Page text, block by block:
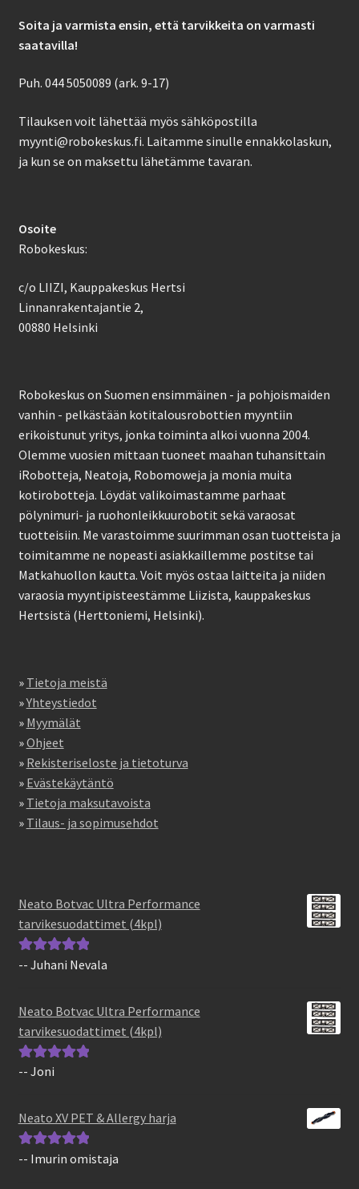
Soita ja varmista ensin, että tarvikkeita on varmasti
saatavilla!
Puh. 044 5050089 (ark. 9-17)
Tilauksen voit lähettää myös sähköpostilla
myynti@robokeskus.fi. Laitamme sinulle ennakkolaskun,
ja kun se on maksettu lähetämme tavaran.
Osoite
Robokeskus:
c/o LIIZI, Kauppakeskus Hertsi
Linnanrakentajantie 2,
00880 Helsinki
Robokeskus on Suomen ensimmäinen - ja pohjoismaiden
vanhin - pelkästään kotitalousrobottien myyntiin
erikoistunut yritys, jonka toiminta alkoi vuonna 2004.
Olemme vuosien mittaan tuoneet maahan tuhansittain
iRobotteja, Neatoja, Robomoweja ja monia muita
kotirobotteja. Löydät valikoimastamme parhaat
pölynimuri- ja ruohonleikkuurobotit sekä varaosat
tuotteisiin. Me varastoimme suurimman osan tuotteista ja
toimitamme ne nopeasti asiakkaillemme postitse tai
Matkahuollon kautta. Voit myös ostaa laitteita ja niiden
varaosia myyntipisteestämme Liizista, kauppakeskus
Hertsistä (Herttoniemi, Helsinki).
» Tietoja meistä
»Yhteystiedot
» Myymälät
»Ohjeet
» Rekisteriseloste ja tietoturva
» Evästekäytäntö
» Tietoja maksutavoista
» Tilaus- ja sopimusehdot
Neato Botvac Ultra Performance
tarvikesuodattimet (4kpl)
Arvostelu
-- Juhani Nevala
Neato Botvac Ultra Performance
tarvikesuodattimet (4kpl)
Arvostelu
-- Joni
Neato XV PET & Allergy harja
Arvostelu
-- Imurin omistaja